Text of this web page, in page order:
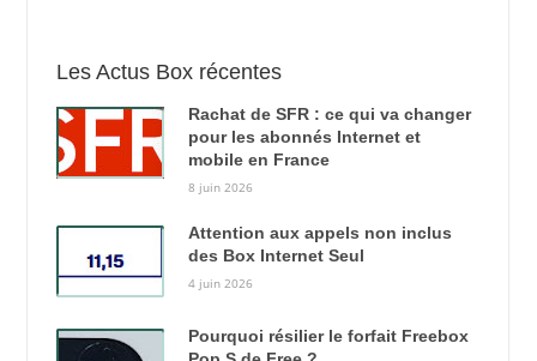
Les Actus Box récentes
Rachat de SFR : ce qui va changer
pour les abonnés Internet et
mobile en France
8 juin 2026
Attention aux appels non inclus
des Box Internet Seul
4 juin 2026
Pourquoi résilier le forfait Freebox